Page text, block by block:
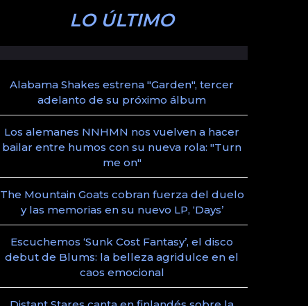
LO ÚLTIMO
Alabama Shakes estrena "Garden", tercer
adelanto de su próximo álbum
Los alemanes NNHMN nos vuelven a hacer
bailar entre humos con su nueva rola: "Turn
me on"
The Mountain Goats cobran fuerza del duelo
y las memorias en su nuevo LP, ‘Days’
Escuchemos ‘Sunk Cost Fantasy’, el disco
debut de Blums: la belleza agridulce en el
caos emocional